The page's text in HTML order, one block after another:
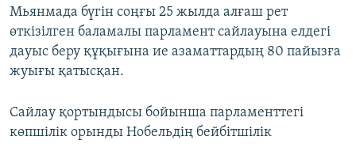
Мьянмада бүгін соңғы 25 жылда алғаш рет
өткізілген баламалы парламент сайлауына елдегі
дауыс беру құқығына ие азаматтардың 80 пайызға
жуығы қатысқан.
Сайлау қортындысы бойынша парламенттегі
көпшілік орынды Нобельдің бейбітшілік